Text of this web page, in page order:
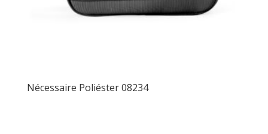
Nécessaire Poliéster 08234